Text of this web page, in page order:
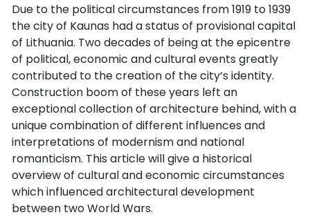
Due to the political circumstances from 1919 to 1939
the city of Kaunas had a status of provisional capital
of Lithuania. Two decades of being at the epicentre
of political, economic and cultural events greatly
contributed to the creation of the city‘s identity.
Construction boom of these years left an
exceptional collection of architecture behind, with a
unique combination of different influences and
interpretations of modernism and national
romanticism. This article will give a historical
overview of cultural and economic circumstances
which influenced architectural development
between two World Wars.